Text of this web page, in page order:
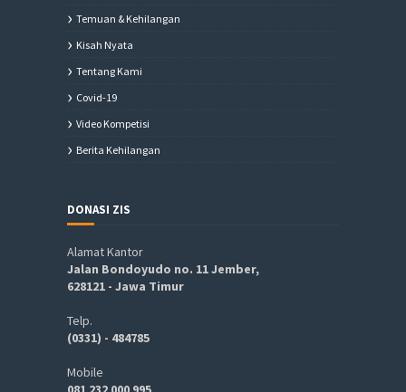
Temuan & Kehilangan
Kisah Nyata
Tentang Kami
Covid-19
Video Kompetisi
Berita Kehilangan
DONASI ZIS
Alamat Kantor
Jalan Bondoyudo no. 11 Jember,
628121 - Jawa Timur
Telp.
(0331) - 484785
Mobile